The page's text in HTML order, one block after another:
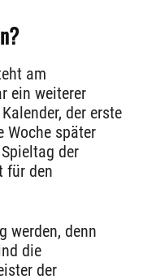
am
ein weiterer
der erste
Woche später
der
für den
werden, denn
die
der